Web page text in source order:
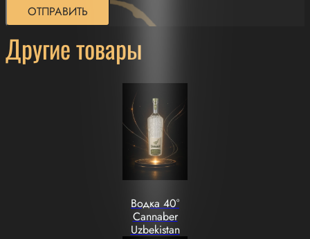
ОТПРАВИТЬ
Другие товары
Водка 40°
Cannaber
Uzbekistan